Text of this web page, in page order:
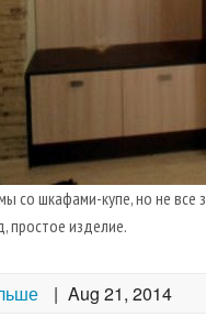
со шкафами-купе, но не все
простое изделие.
| Aug 21, 2014